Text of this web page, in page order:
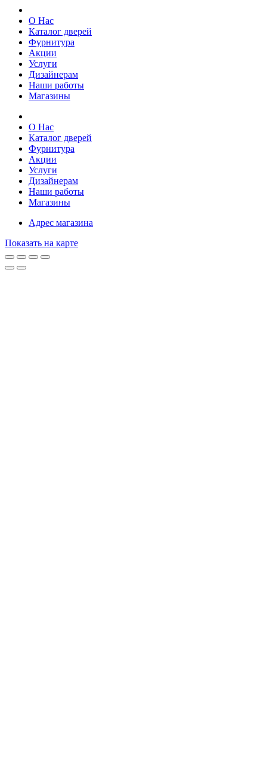
О Нас
Каталог дверей
Фурнитура
Акции
Услуги
Дизайнерам
Наши работы
Магазины
О Нас
Каталог дверей
Фурнитура
Акции
Услуги
Дизайнерам
Наши работы
Магазины
Адрес магазина
Показать на карте